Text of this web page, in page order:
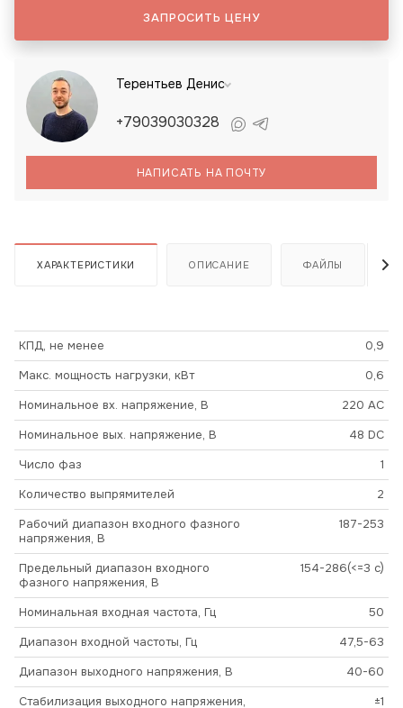
ЗАПРОСИТЬ ЦЕНУ
Терентьев Денис
+79039030328
НАПИСАТЬ НА ПОЧТУ
ХАРАКТЕРИСТИКИ ОПИСАНИЕ ФАЙЛЫ
КПД, не менее
0,9
Макс. мощность нагрузки, кВт
0,6
Номинальное вх. напряжение, В
220 AC
Номинальное вых. напряжение, В
48 DC
Число фаз
1
Количество выпрямителей
2
Рабочий диапазон входного фазного
напряжения, В
187-253
Предельный диапазон входного
фазного напряжения, В
154-286(<=3 c)
Номинальная входная частота, Гц
50
Диапазон входной частоты, Гц
47,5-63
Диапазон выходного напряжения, В
40-60
Стабилизация выходного напряжения,
±1